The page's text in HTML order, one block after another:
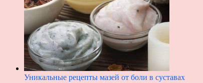
Уникальные рецепты мазей от боли в суставах